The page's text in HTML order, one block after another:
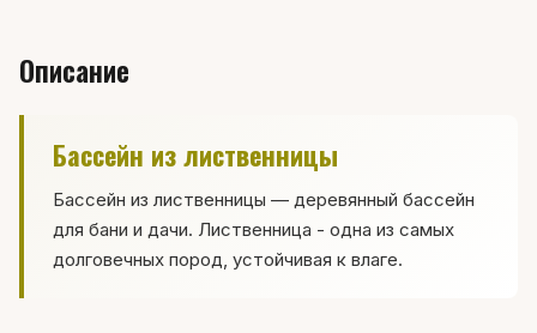
Описание
Бассейн из лиственницы
Бассейн из лиственницы — деревянный бассейн
для бани и дачи. Лиственница - одна из самых
долговечных пород, устойчивая к влаге.